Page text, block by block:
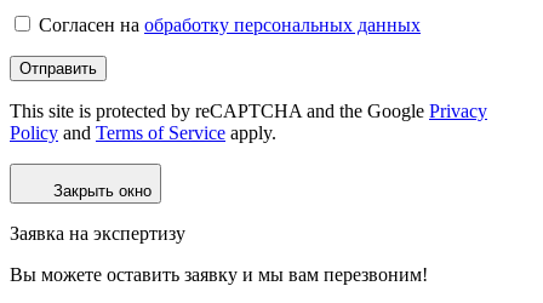
Согласен на обработку персональных данных
Отправить
This site is protected by reCAPTCHA and the Google Privacy
Policy and Terms of Service apply.
Закрыть окно
Заявка на экспертизу
Вы можете оставить заявку и мы вам перезвоним!